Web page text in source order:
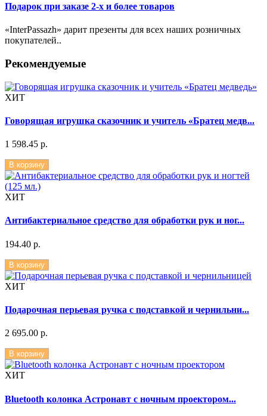
Подарок при заказе 2-х и более товаров
«InterPassazh» дарит презенты для всех наших розничных
покупателей..
Рекомендуемые
ХИТ
Говорящая игрушка сказочник и учитель «Братец медв...
1 598.45 р.
В корзину
ХИТ
Антибактериальное средство для обработки рук и ног...
194.40 р.
В корзину
ХИТ
Подарочная перьевая ручка с подставкой и чернильни...
2 695.00 р.
В корзину
ХИТ
Bluetooth колонка Астронавт с ночным проектором...